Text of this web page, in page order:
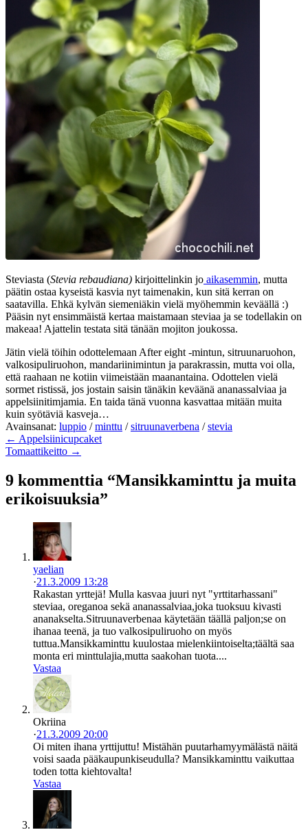
Steviasta (Stevia rebaudiana) kirjoittelinkin jo aikasemmin, mutta
päätin ostaa kyseistä kasvia nyt taimenakin, kun sitä kerran on
saatavilla. Ehkä kylvän siemeniäkin vielä myöhemmin keväällä :)
Pääsin nyt ensimmäistä kertaa maistamaan steviaa ja se todellakin on
makeaa! Ajattelin testata sitä tänään mojiton joukossa.
Jätin vielä töihin odottelemaan After eight -mintun, sitruunaruohon,
valkosipuliruohon, mandariinimintun ja parakrassin, mutta voi olla,
että raahaan ne kotiin viimeistään maanantaina. Odottelen vielä
sormet ristissä, jos jostain saisin tänäkin keväänä ananassalviaa ja
appelsiinitimjamia. En taida tänä vuonna kasvattaa mitään muita
kuin syötäviä kasveja…
Avainsanat: luppio /minttu /sitruunaverbena /stevia
← Appelsiinicupcaket
Tomaattikeitto →
9 kommenttia “Mansikkaminttu ja muita
erikoisuuksia”
yaelian
·21.3.2009 13:28
Rakastan yrttejä! Mulla kasvaa juuri nyt "yrttitarhassani"
steviaa, oreganoa sekä ananassalviaa,joka tuoksuu kivasti
ananakselta.Sitruunaverbenaa käytetään täällä paljon;se on
ihanaa teenä, ja tuo valkosipuliruoho on myös
tuttua.Mansikkaminttu kuulostaa mielenkiintoiselta;täältä saa
monta eri minttulajia,mutta saakohan tuota....
Vastaa
Okriina
·21.3.2009 20:00
Oi miten ihana yrttijuttu! Mistähän puutarhamyymälästä näitä
voisi saada pääkaupunkiseudulla? Mansikkaminttu vaikuttaa
toden totta kiehtovalta!
Vastaa